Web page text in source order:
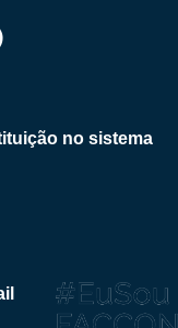
no sistema